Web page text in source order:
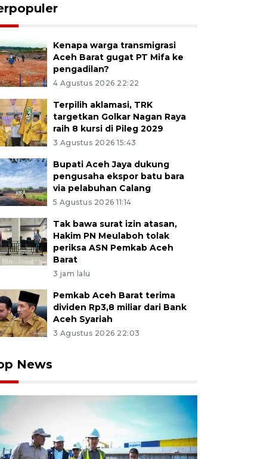
Kenapa warga transmigrasi
Aceh Barat gugat PT Mifa ke
pengadilan?
4 Agustus 2026 22:22
Terpilih aklamasi, TRK
targetkan Golkar Nagan Raya
raih 8 kursi di Pileg 2029
3 Agustus 2026 15:43
Bupati Aceh Jaya dukung
pengusaha ekspor batu bara
via pelabuhan Calang
5 Agustus 2026 11:14
Tak bawa surat izin atasan,
Hakim PN Meulaboh tolak
periksa ASN Pemkab Aceh
Barat
3 jam lalu
Pemkab Aceh Barat terima
dividen Rp3,8 miliar dari Bank
Aceh Syariah
3 Agustus 2026 22:03
News